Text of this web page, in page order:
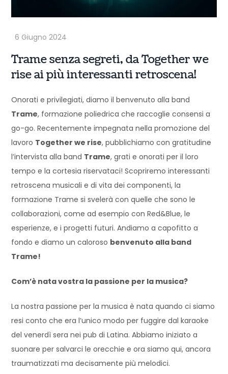
Trame senza segreti, da Together we
rise ai più interessanti retroscena!
Onorati e privilegiati, diamo il benvenuto alla band
Trame, formazione poliedrica che raccoglie consensi a
go-go. Recentemente impegnata nella promozione del
lavoro Together we rise, pubblichiamo con gratitudine
l’intervista alla band Trame, grati e onorati per il loro
tempo e la cortesia riservataci! Scopriremo interessanti
retroscena musicali e di vita dei componenti, la
formazione Trame si svelerà con quelle che sono le
collaborazioni, come ad esempio con Red&Blue, le
esperienze, e i progetti futuri. Andiamo a capofitto a
fondo e diamo un caloroso benvenuto alla band
Trame!
Com’è nata vostra la passione per la musica?
La nostra passione per la musica è nata quando ci siamo
resi conto che era l’unico modo per fuggire dal karaoke
del venerdì sera nei pub di Latina. Abbiamo iniziato a
suonare per salvarci le orecchie e ora siamo qui, ancora
traumatizzati ma decisamente più melodici.